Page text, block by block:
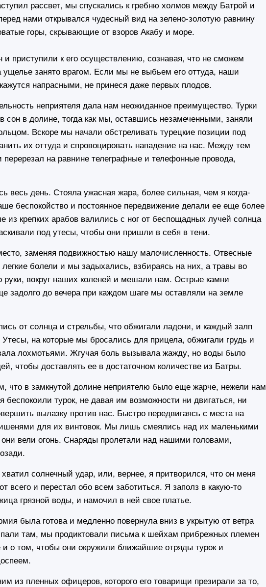
рассвет, мы спускались к гребню холмов между Батрой и
нами открывался чудесный вид на зелено-золотую равнину
горы, скрывающие от взоров Акабу и море.
приступили к его осуществлению, сознавая, что не сможем
ущелье занято врагом. Если мы не выбьем его оттуда, наши
напрасными, не принеся даже первых плодов.
неприятеля дала нам неожиданное преимущество. Турки
сон в долине, тогда как мы, оставшись незамеченными, заняли
Вскоре мы начали обстреливать турецкие позиции под
их оттуда и спровоцировать нападение на нас. Между тем
на равнине телеграфные и телефонные провода,
весь день. Стояла ужасная жара, более сильная, чем я когда-
беспокойство и постоянное передвижение делали ее еще более
из крепких арабов валились с ног от беспощадных лучей солнца
под утесы, чтобы они пришли в себя в тени.
заменяя подвижностью нашу малочисленность. Отвесные
болели и мы задыхались, взбираясь на них, а травы во
руки, вокруг наших коленей и мешали нам. Острые камни
задолго до вечера при каждом шаге мы оставляли на земле
от солнца и стрельбы, что обжигали ладони, и каждый залп
на которые мы бросались для прицела, обжигали грудь и
лохмотьями. Жгучая боль вызывала жажду, но воды было
чтобы доставлять ее в достаточном количестве из Батры.
в замкнутой долине неприятелю было еще жарче, нежели нам
турок, не давая им возможности ни двигаться, ни
вылазку против нас. Быстро передвигаясь с места на
для их винтовок. Мы лишь смеялись над их маленькими
вели огонь. Снаряды пролетали над нашими головами,
солнечный удар, или, вернее, я притворился, что он меня
всего и перестал обо всем заботиться. Я заполз в какую-то
грязной воды, и намочил в ней свое платье.
была готова и медленно повернула вниз в укрытую от ветра
там, мы продиктовали письма к шейхам прибрежных племен
о том, чтобы они окружили ближайшие отряды турок и
пленных офицеров, которого его товарищи презирали за то,